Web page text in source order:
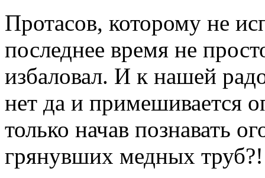
Протасов, которому не
последнее время не
избаловал. И к нашей
нет да и примешивается
только начав познавать
грянувших медных труб?!